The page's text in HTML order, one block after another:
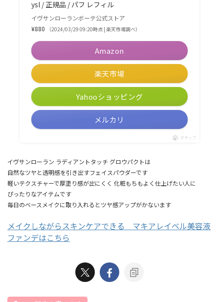
ysl / 正規品 / パフ レフィル
イヴサンローランボーテ公式ストア
¥880
（2024/03/29 09:20時点 | 楽天市場調べ）
Amazon
楽天市場
Yahooショッピング
メルカリ
ポチップ
イヴサンローラン ラディアントタッチ グロウパクトは
自然なツヤと透明感を引き出すフェイスパウダーです
軽いテクスチャーで厚塗り感が出にくく 化粧もちもよく仕上げたい人に
ぴったりなアイテムです
毎日のベースメイクに取り入れるとツヤ感アップがかないます
メイクしながらスキンケアできる マキアレイベル美容液
ファンデはこちら